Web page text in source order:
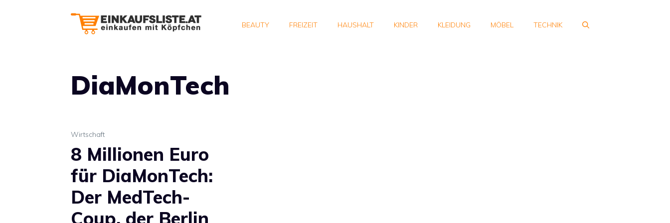
BEAUTY FREIZEIT HAUSHALT KINDER KLEIDUNG MÖBEL TECHNIK
DiaMonTech
Wirtschaft
8 Millionen Euro
für DiaMonTech:
Der MedTech-
Coup, der Berlin